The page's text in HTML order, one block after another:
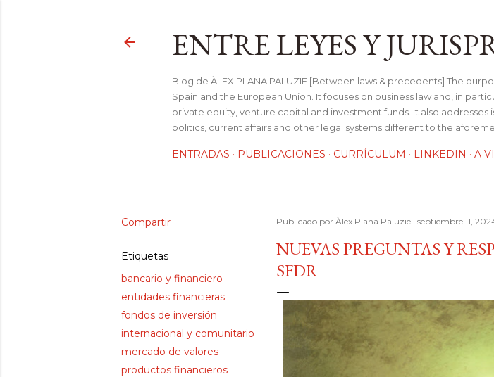
ENTRE LEYES Y
Blog de ÀLEX PLANA PALUZIE [Between laws & precedents] The
Spain and the European Union. It focuses on business law and, in
private equity, venture capital and investment funds. It also addresses
politics, current affairs and other legal systems different to the
ENTRADAS PUBLICACIONES CURRÍCULUM LINKEDIN A
Compartir
Etiquetas
bancario y financiero
entidades financieras
fondos de inversión
internacional y comunitario
mercado de valores
productos financieros
Publicado por Àlex Plana Paluzie septiembre 11,
NUEVAS PREGUNTAS Y
SFDR